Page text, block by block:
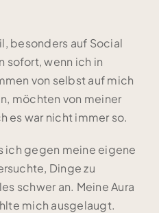
besonders auf Social
sofort, wenn ich in
von selbst auf mich
möchten von meiner
es war nicht immer so.
ich gegen meine eigene
Dinge zu
schwer an. Meine Aura
mich ausgelaugt.